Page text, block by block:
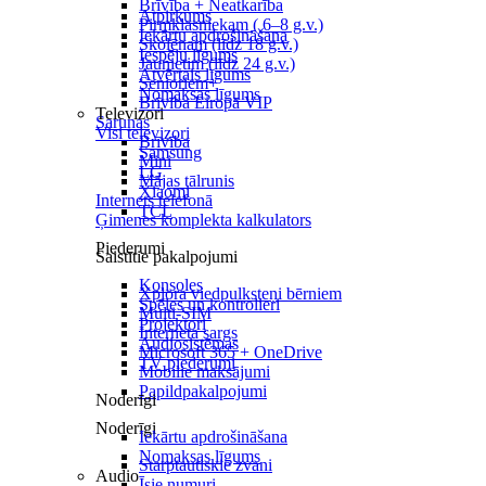
Brīvība + Neatkarība
Pirmklasniekam ( 6–8 g.v.)
Skolēnam (līdz 18 g.v.)
Jaunietim (līdz 24 g.v.)
Senioriem+
Brīvība Eiropā VIP
Sarunas
Brīvība
Mini
Mājas tālrunis
Internets telefonā
Ģimenes komplekta kalkulators
Saistītie pakalpojumi
Xplora viedpulksteņi bērniem
Multi-SIM
Interneta sargs
Microsoft 365 + OneDrive
Mobilie maksājumi
Papildpakalpojumi
Noderīgi
Starptautiskie zvani
Atpirkums
Iekārtu apdrošināšana
Iespēju līgums
Atvērtais līgums
Nomaksas līgums
Televizori
Visi televizori
Samsung
LG
Xiaomi
TCL
Piederumi
Konsoles
Spēles un kontrolieri
Projektori
Audiosistēmas
TV piederumi
Noderīgi
Iekārtu apdrošināšana
Nomaksas līgums
Audio